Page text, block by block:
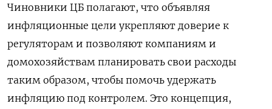
Чиновники ЦБ полагают, что объявляя
инфляционные цели укрепляют доверие к
регуляторам и позволяют компаниям и
домохозяйствам планировать свои расходы
таким образом, чтобы помочь удержать
инфляцию под контролем. Это концепция,